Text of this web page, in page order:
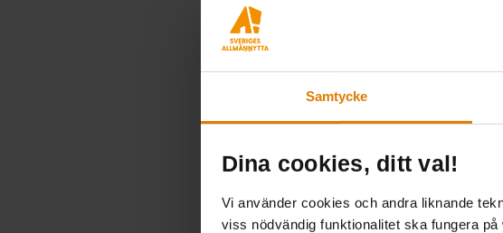
Samtycke
Dina cookies, ditt val!
Vi använder cookies och andra liknande
viss nödvändig funktionalitet ska fungera
har